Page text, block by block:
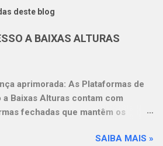
deste blog
A BAIXAS ALTURAS
aprimorada: As Plataformas de
a Baixas Alturas contam com
fechadas que mantêm os
Os operadores podem se
SAIBA MAIS »